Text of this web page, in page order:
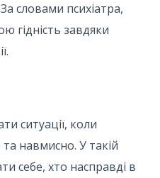
словами психіатра,
гідність завдяки
ситуації, коли
навмисно. У такій
себе, хто насправді в